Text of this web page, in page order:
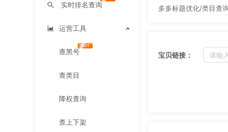
实时排名查询
运营工具
查黑号
查类目
降权查询
查上下架
多多标题优化/类目查
宝贝链接：